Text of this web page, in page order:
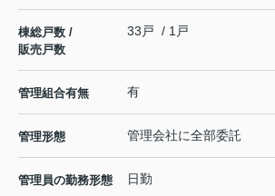
棟総戸数 /
販売戸数
33戸 / 1戸
管理組合有無 有
管理形態 管理会社に全部委託
管理員の勤務形態 日勤